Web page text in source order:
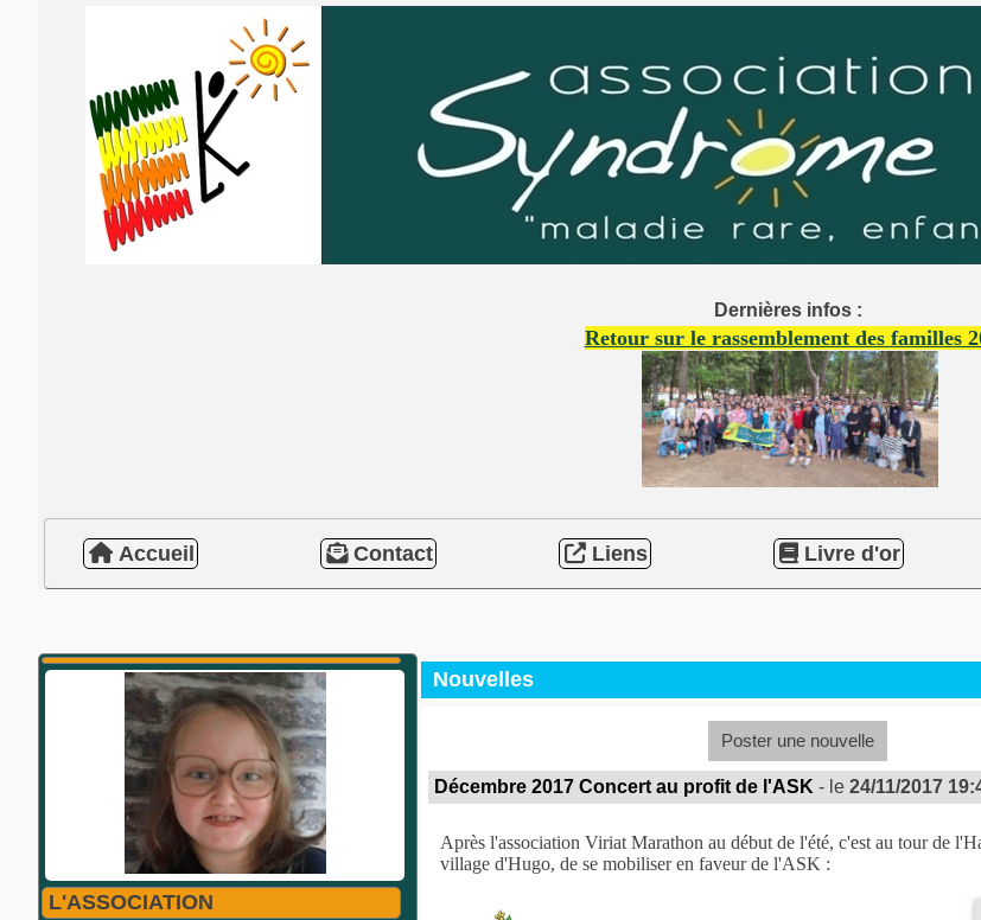
Dernières infos :
Retour sur le rassemblement des familles
Accueil Contact Liens Livre d'or
L'ASSOCIATION
Nouvelles
Poster une nouvelle
Décembre 2017 Concert au profit de l'ASK - le 24/11/2017
Après l'association Viriat Marathon au début de l'été, c'est au tour de
village d'Hugo, de se mobiliser en faveur de l'ASK :